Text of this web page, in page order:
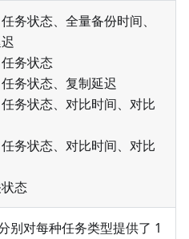
务状态、全量备份时间、
务状态
务状态、复制延迟
务状态、对比时间、对比
务状态、对比时间、对比
态
别对每种任务类型提供了 1